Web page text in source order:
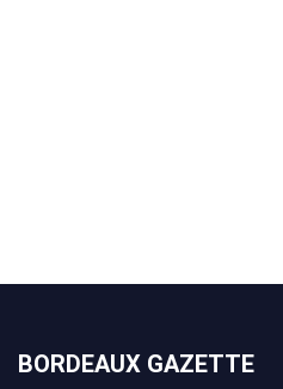
BORDEAUX GAZETTE